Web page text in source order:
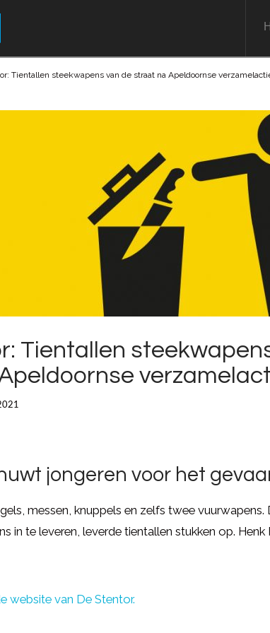
Tientallen steekwapens van de straat na Apeldoornse
Tientallen
jongeren voor het
messen, knuppels en zelfs twee
in te leveren, leverde tientallen stukken op.
website van De Stentor.